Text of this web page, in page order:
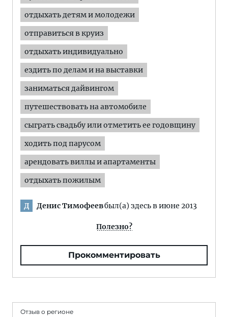
отдыхать детям и молодежи
отправиться в круиз
отдыхать индивидуально
ездить по делам и на выставки
заниматься дайвингом
путешествовать на автомобиле
сыграть свадьбу или отметить ее годовщину
ходить под парусом
арендовать виллы и апартаменты
отдыхать пожилым
Д Денис Тимофеевбыл(а) здесь в июне 2013
Полезно?
Прокомментировать
Отзыв о регионе